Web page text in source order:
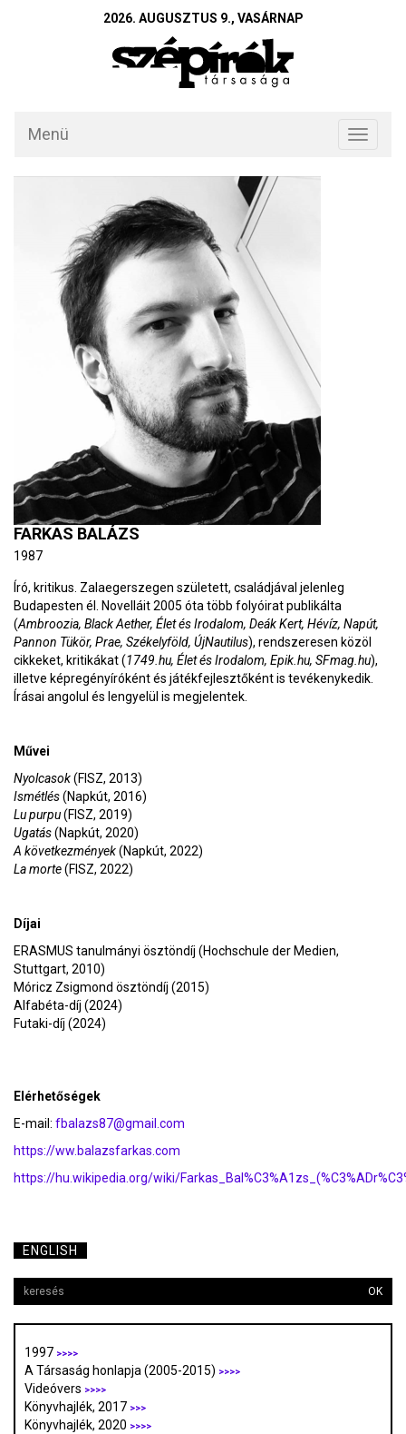
2026. AUGUSZTUS 9., VASÁRNAP
Toggle
Menü
FARKAS BALÁZS
1987
Író, kritikus. Zalaegerszegen született, családjával jelenleg
Budapesten él. Novelláit 2005 óta több folyóirat publikálta
(Ambroozia, Black Aether, Élet és Irodalom, Deák Kert, Hévíz, Napút,
Pannon Tükör, Prae, Székelyföld, ÚjNautilus), rendszeresen közöl
cikkeket, kritikákat (1749.hu, Élet ésIrodalom, Epik.hu, SFmag.hu),
illetve képregényíróként és játékfejlesztőként is tevékenykedik.
Írásai angolul és lengyelül is megjelentek.
Művei
Nyolcasok(FISZ, 2013)
Ismétlés(Napkút, 2016)
Lu purpu(FISZ, 2019)
Ugatás(Napkút, 2020)
A következmények(Napkút, 2022)
La morte(FISZ, 2022)
Díjai
ERASMUS tanulmányi ösztöndíj (Hochschule der Medien,
Stuttgart, 2010)
Móricz Zsigmond ösztöndíj (2015)
Alfabéta-díj (2024)
Futaki-díj (2024)
Elérhetőségek
E-mail: fbalazs87@gmail.com
https://ww.balazsfarkas.com
https://hu.wikipedia.org/wiki/
ENGLISH
OK
1997 >>>>
A Társaság honlapja (2005-2015) >>>>
Videóvers >>>>
Könyvhajlék, 2017 >>>
Könyvhajlék, 2020 >>>>